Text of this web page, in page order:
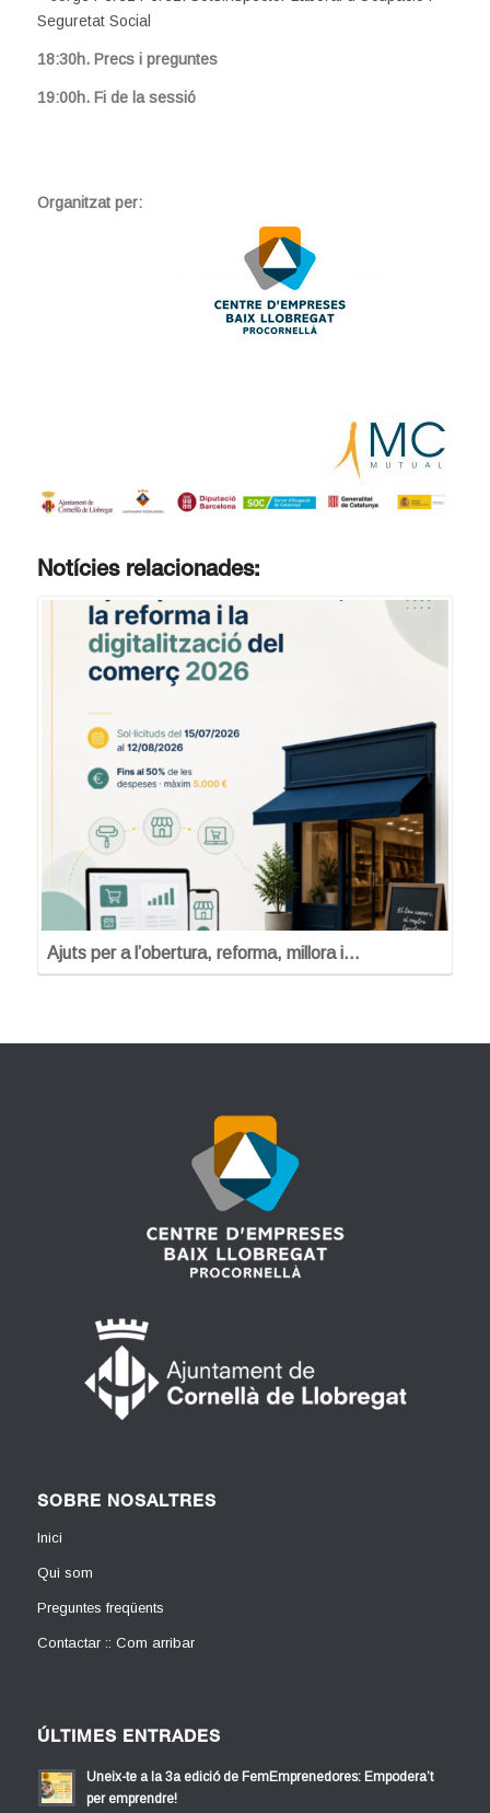
Seguretat Social
18:30h. Precs i preguntes
19:00h. Fi de la sessió
Organitzat per:
Notícies relacionades:
Ajuts per a l’obertura, reforma, millora i…
SOBRE NOSALTRES
Inici
Qui som
Preguntes freqüents
Contactar :: Com arribar
ÚLTIMES ENTRADES
Uneix-te a la 3a edició de FemEmprenedores: Empodera’t
per emprendre!